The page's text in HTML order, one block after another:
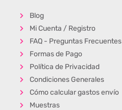
Blog
Mi Cuenta / Registro
FAQ - Preguntas Frecuentes
Formas de Pago
Política de Privacidad
Condiciones Generales
Cómo calcular gastos envío
Muestras